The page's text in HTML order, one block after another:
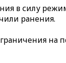
в силу
ранения.